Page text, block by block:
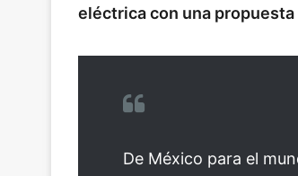
eléctrica con una
De México para el